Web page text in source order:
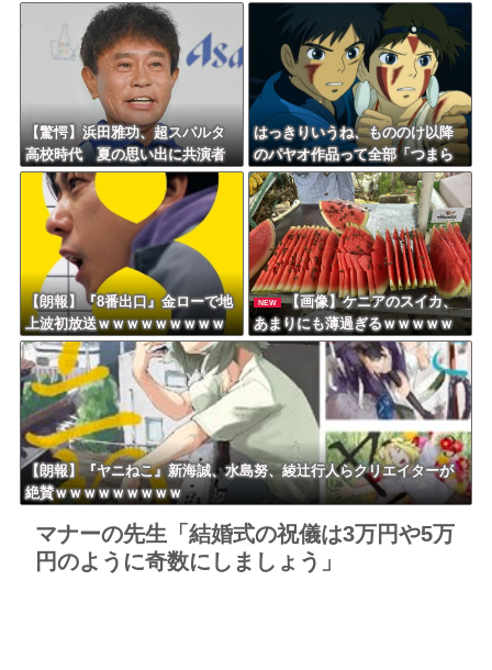
ｗｗｗｗｗｗｗｗｗｗｗｗｗｗ
ｗｗｗｗｗｗ
【驚愕】浜田雅功、超スパルタ
高校時代 夏の思い出に共演者
衝撃「ええ？」「それはかわい
そう」
はっきりいうね、もののけ以降
のパヤオ作品って全部「つまら
ない」
【朗報】『8番出口』金ローで地
上波初放送ｗｗｗｗｗｗｗｗｗ
ｗｗｗｗ
NEW
【画像】ケニアのスイカ、
あまりにも薄過ぎるｗｗｗｗｗ
ｗｗｗｗｗｗｗｗ
【朗報】『ヤニねこ』新海誠、水島努、綾辻行人らクリエイターが
絶賛ｗｗｗｗｗｗｗｗｗ
マナーの先生「結婚式の祝儀は3万円や5万
円のように奇数にしましょう」